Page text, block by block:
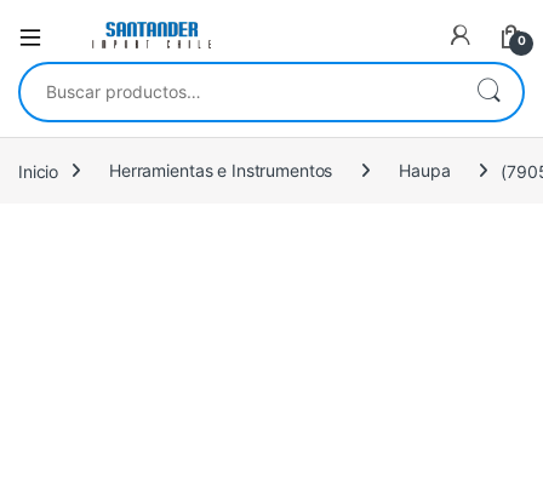
0
Buscar por:
Inicio Herramientas e Instrumentos Haupa